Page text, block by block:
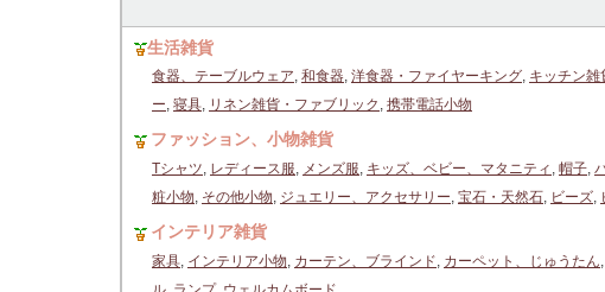
生活雑貨
食器、テーブルウェア, 和食器, 洋食器・ファイヤーキング, キッチン雑
ー, 寝具, リネン雑貨・ファブリック , 携帯電話小物
ファッション、小物雑貨
Tシャツ, レディース服, メンズ服, キッズ、ベビー、マタニティ , 帽子,
粧小物, その他小物, ジュエリー、アクセサリー, 宝石・天然石, ビーズ,
インテリア雑貨
家具, インテリア小物, カーテン、ブラインド, カーペット、じゅうたん,